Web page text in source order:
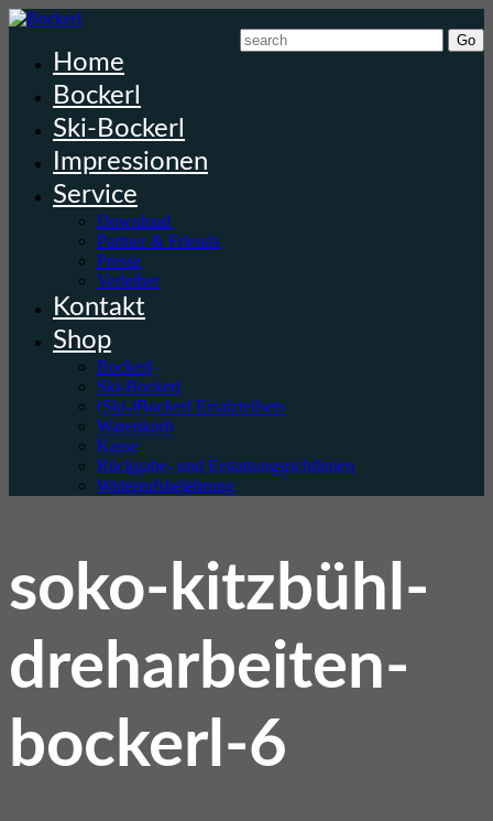
Home
Bockerl
Ski-Bockerl
Impressionen
Service
Download
Partner & Friends
Presse
Verleiher
Kontakt
Shop
Bockerl
Ski-Bockerl
(Ski-)Bockerl Ersatzteilsets
Warenkorb
Kasse
Rückgabe- und Erstattungsrichtlinien
Widerrufsbelehrung
soko-kitzbühl-
dreharbeiten-
bockerl-6